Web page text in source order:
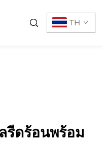
TH
รีดร้อนพร้อม